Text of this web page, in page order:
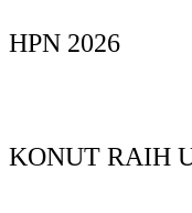
HPN 2026
KONUT RAIH